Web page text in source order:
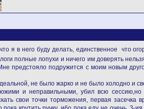
я в него буду делать, единственное что
полные лопухи и ничего им доверять
предстояло подружится с моим новым
не было жарко и не было холодно и
и неправильными, убил всю
свои точки торможения, первая засечка